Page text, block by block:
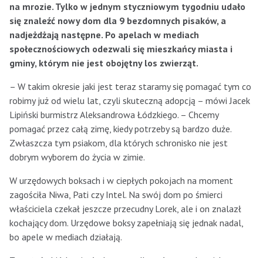
na mrozie. Tylko w jednym styczniowym tygodniu udało
się znaleźć nowy dom dla 9 bezdomnych pisaków, a
nadjeżdżają następne. Po apelach w mediach
społecznościowych odezwali się mieszkańcy miasta i
gminy, którym nie jest obojętny los zwierząt.
– W takim okresie jaki jest teraz staramy się pomagać tym co
robimy już od wielu lat, czyli skuteczną adopcją – mówi Jacek
Lipiński burmistrz Aleksandrowa Łódzkiego. – Chcemy
pomagać przez całą zimę, kiedy potrzeby są bardzo duże.
Zwłaszcza tym psiakom, dla których schronisko nie jest
dobrym wyborem do życia w zimie.
W urzędowych boksach i w ciepłych pokojach na moment
zagościła Niwa, Pati czy Intel. Na swój dom po śmierci
właściciela czekał jeszcze przecudny Lorek, ale i on znalazł
kochający dom. Urzędowe boksy zapełniają się jednak nadal,
bo apele w mediach działają.